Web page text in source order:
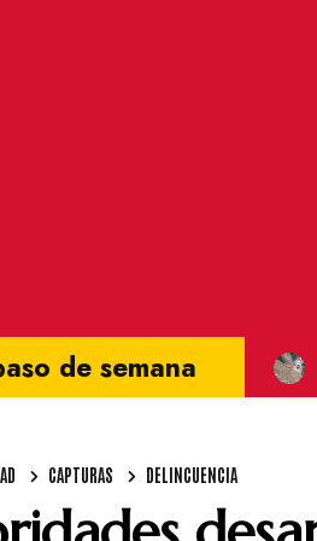
de semana
CAPTURAS DELINCUENCIA